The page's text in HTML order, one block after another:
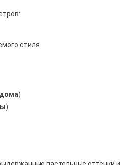
стиля
)
)